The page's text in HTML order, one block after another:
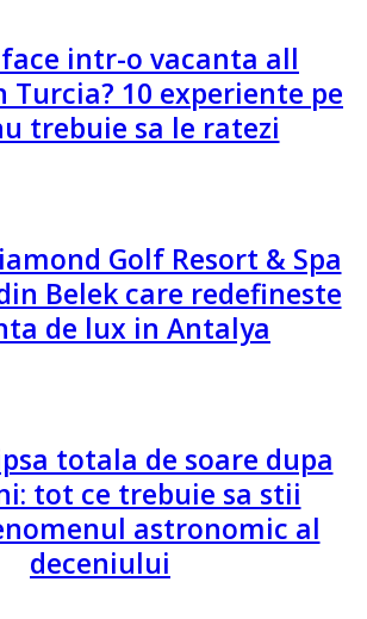
intr-o vacanta all
Turcia? 10 experiente pe
trebuie sa le ratezi
Golf Resort & Spa
Belek care redefineste
de lux in Antalya
totala de soare dupa
tot ce trebuie sa stii
astronomic al
deceniului